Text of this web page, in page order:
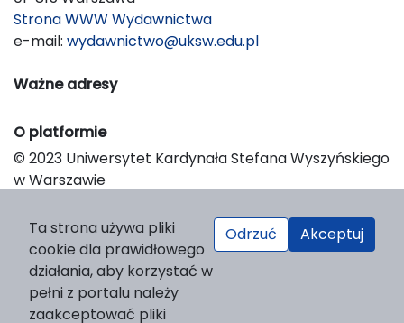
Strona WWW Wydawnictwa
e-mail: wydawnictwo@uksw.edu.pl
Ważne adresy
O platformie
© 2023 Uniwersytet Kardynała Stefana Wyszyńskiego
w Warszawie
Platform & Workflow by OJS/PKP
Ta strona używa pliki
cookie dla prawidłowego
działania, aby korzystać w
pełni z portalu należy
zaakceptować pliki
Odrzuć Akceptuj